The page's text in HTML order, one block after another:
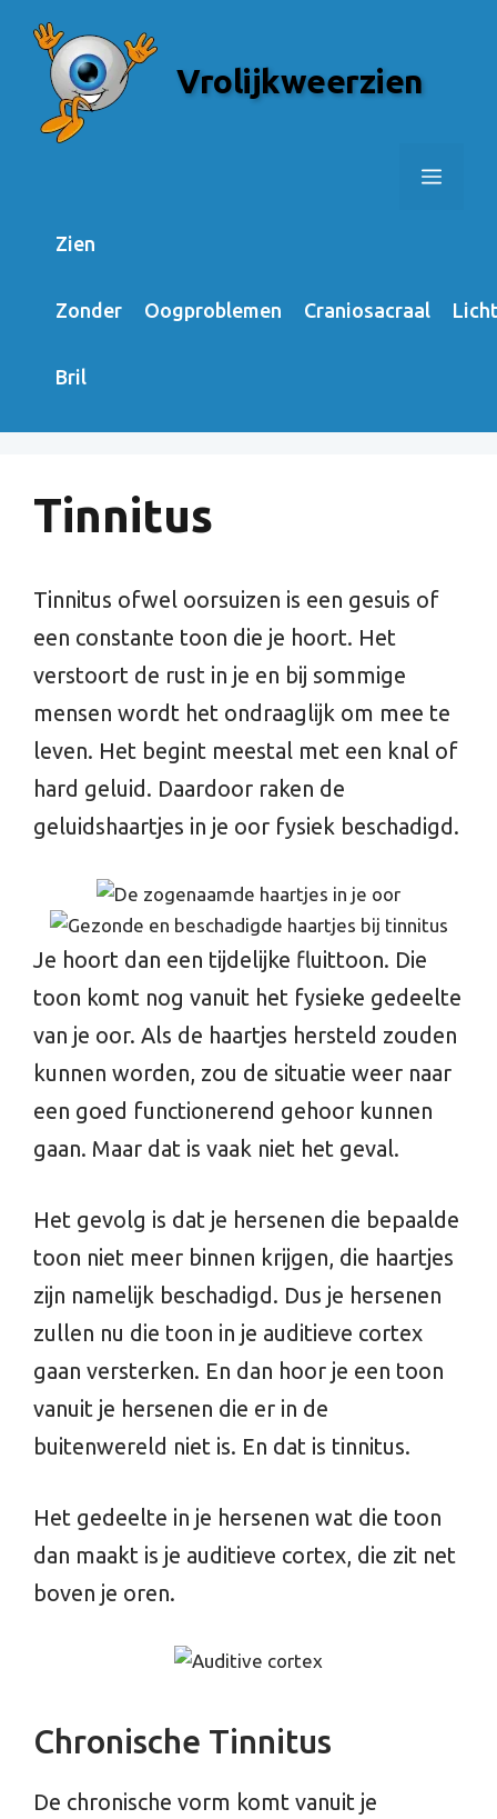
content
Vrolijkweerzien
Menu
Zien
Zonder
Bril
Oogproblemen Craniosacraal Licht
Tinnitus
Tinnitus ofwel oorsuizen is een gesuis of
een constante toon die je hoort. Het
verstoort de rust in je en bij sommige
mensen wordt het ondraaglijk om mee te
leven. Het begint meestal met een knal of
hard geluid. Daardoor raken de
geluidshaartjes in je oor fysiek beschadigd.
Je hoort dan een tijdelijke fluittoon. Die
toon komt nog vanuit het fysieke gedeelte
van je oor. Als de haartjes hersteld zouden
kunnen worden, zou de situatie weer naar
een goed functionerend gehoor kunnen
gaan. Maar dat is vaak niet het geval.
Het gevolg is dat je hersenen die bepaalde
toon niet meer binnen krijgen, die haartjes
zijn namelijk beschadigd. Dus je hersenen
zullen nu die toon in je auditieve cortex
gaan versterken. En dan hoor je een toon
vanuit je hersenen die er in de
buitenwereld niet is. En dat is tinnitus.
Het gedeelte in je hersenen wat die toon
dan maakt is je auditieve cortex, die zit net
boven je oren.
Chronische Tinnitus
De chronische vorm komt vanuit je